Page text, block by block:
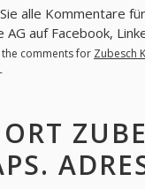
alle Kommentare für
AG auf Facebook,
the comments for Zubesch
ORT